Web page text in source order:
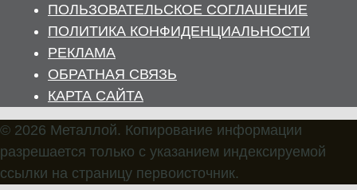
ПОЛЬЗОВАТЕЛЬСКОЕ СОГЛАШЕНИЕ
ПОЛИТИКА КОНФИДЕНЦИАЛЬНОСТИ
РЕКЛАМА
ОБРАТНАЯ СВЯЗЬ
КАРТА САЙТА
© 2026 Металлой. Копирование информации
разрешается только с указанием индексируемой
ссылки на страницу первоисточник.